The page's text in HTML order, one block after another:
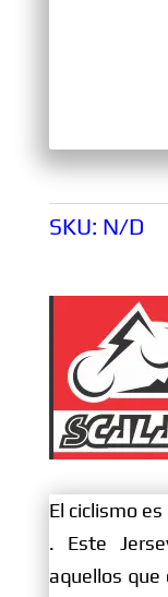
SKU: N/D
El ciclismo
. Este
aquellos